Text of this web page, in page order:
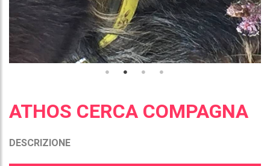
ATHOS CERCA COMPAGNA
DESCRIZIONE